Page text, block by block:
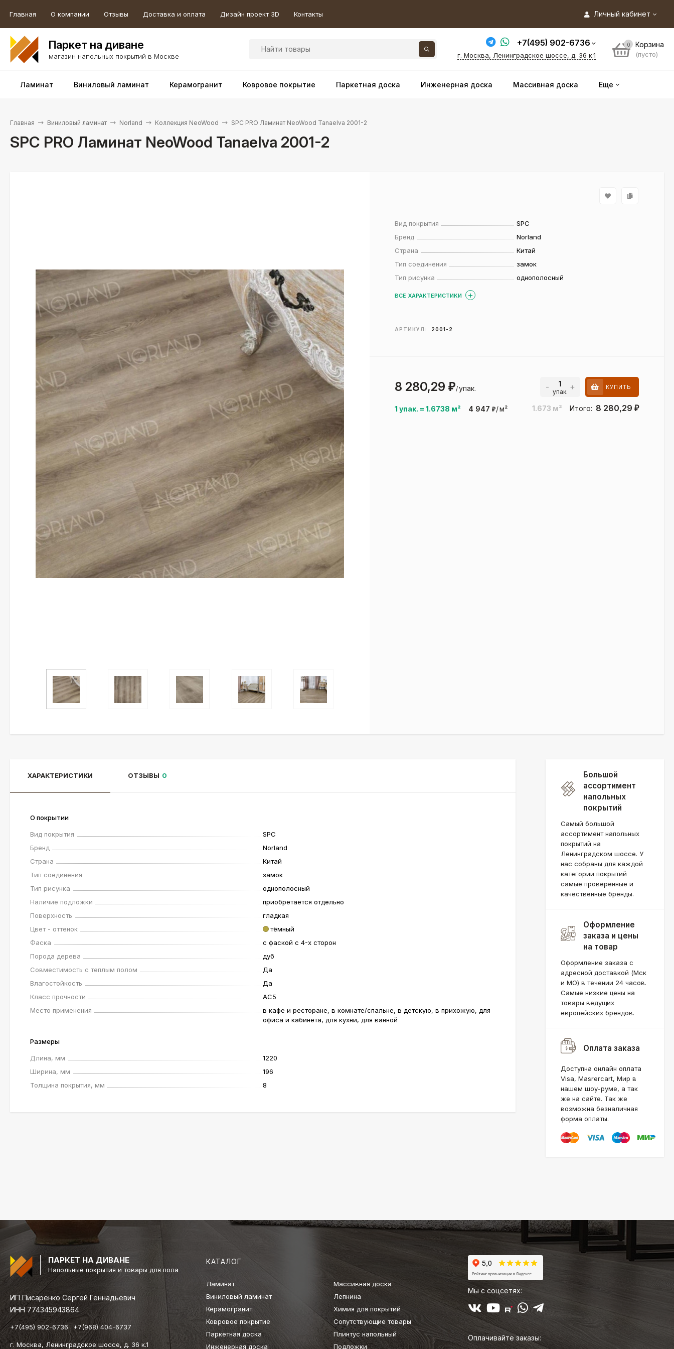
Личный кабинет
Главная О компании Отзывы Доставка и оплата Дизайн проект 3D Контакты
Паркет на диване
магазин напольных покрытий в Москве
+7(495) 902-6736
г. Москва, Ленинградское шоссе, д. 36 к.1
0 Корзина
(пусто)
Ламинат Виниловый ламинат Керамогранит Ковровое покрытие Паркетная доска Инженерная доска Массивная доска Еще
Главная Виниловый ламинат Norland Коллекция NeoWood SPC PRO Ламинат NeoWood Tanaelva 2001-2
SPC PRO Ламинат NeoWood Tanaelva 2001-2
Вид покрытия
SPC
Бренд
Norland
Страна
Китай
Тип соединения
замок
Тип рисунка
однополосный
ВСЕ ХАРАКТЕРИСТИКИ
АРТИКУЛ: 2001-2
1 упак. =1.6738 м² 4 947 ₽/м²
8 280,29 ₽/упак. - упак. + КУПИТЬ
1.673 м² Итого: 8 280,29 ₽
ХАРАКТЕРИСТИКИ ОТЗЫВЫ 0
О покрытии
Вид покрытия
SPC
Бренд
Norland
Страна
Китай
Тип соединения
замок
Тип рисунка
однополосный
Наличие подложки
приобретается отдельно
Поверхность
гладкая
Цвет - оттенок
тёмный
Фаска
с фаской с 4-х сторон
Порода дерева
дуб
Совместимость с теплым полом
Да
Влагостойкость
Да
Класс прочности
AC5
Место применения
в кафе и ресторане, в комнате/спальне, в детскую, в прихожую, для
офиса и кабинета, для кухни, для ванной
Размеры
Длина, мм
1220
Ширина, мм
196
Толщина покрытия, мм
8
Большой
ассортимент
напольных
покрытий
Самый большой
ассортимент напольных
покрытий на
Ленинградском шоссе. У
нас собраны для каждой
категории покрытий
самые проверенные и
качественные бренды.
Оформление
заказа и цены
на товар
Оформление заказа с
адресной доставкой (Мск
и МО) в течении 24 часов.
Самые низкие цены на
товары ведущих
европейских брендов.
Оплата заказа
Доступна онлайн оплата
Visa, Masrercart, Мир в
нашем шоу-руме, а так
же на сайте. Так же
возможна безналичная
форма оплаты.
ПАРКЕТ НА ДИВАНЕ
Напольные покрытия и товары для пола
ИП Писаренко Сергей Геннадьевич
ИНН 774345943864
+7(495) 902-6736 +7(968) 404-6737
г. Москва, Ленинградское шоссе, д. 36 к.1
КАТАЛОГ
Ламинат
Виниловый ламинат
Керамогранит
Ковровое покрытие
Паркетная доска
Инженерная доска
Массивная доска
Лепнина
Химия для покрытий
Сопутствующие товары
Плинтус напольный
Подложки
Мы с соцсетях:
Оплачивайте заказы: